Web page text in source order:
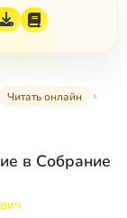
Читать онлайн
в Собрание